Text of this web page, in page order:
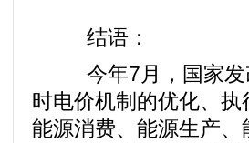
结语：
今年7月，国家发
时电价机制的优化、
能源消费、能源生产